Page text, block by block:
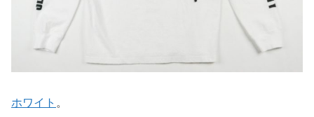
ホワイト 。